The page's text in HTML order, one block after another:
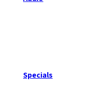
Specials